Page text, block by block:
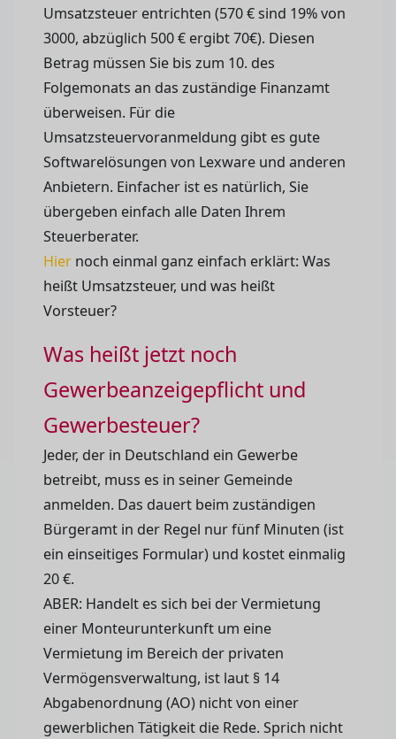
Umsatzsteuer entrichten (570 € sind 19% von
3000, abzüglich 500 € ergibt 70€). Diesen
Betrag müssen Sie bis zum 10. des
Folgemonats an das zuständige Finanzamt
überweisen. Für die
Umsatzsteuervoranmeldung gibt es gute
Softwarelösungen von Lexware und anderen
Anbietern. Einfacher ist es natürlich, Sie
übergeben einfach alle Daten Ihrem
Steuerberater.
Hier noch einmal ganz einfach erklärt: Was
heißt Umsatzsteuer, und was heißt
Vorsteuer?
Was heißt jetzt noch
Gewerbeanzeigepflicht und
Gewerbesteuer?
Jeder, der in Deutschland ein Gewerbe
betreibt, muss es in seiner Gemeinde
anmelden. Das dauert beim zuständigen
Bürgeramt in der Regel nur fünf Minuten (ist
ein einseitiges Formular) und kostet einmalig
20 €.
ABER: Handelt es sich bei der Vermietung
einer Monteurunterkunft um eine
Vermietung im Bereich der privaten
Vermögensverwaltung, ist laut § 14
Abgabenordnung (AO) nicht von einer
gewerblichen Tätigkeit die Rede. Sprich nicht